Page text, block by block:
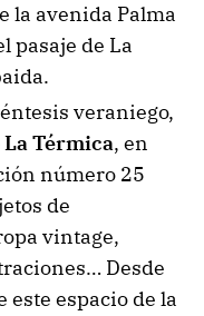
la avenida Palma
pasaje de La
veraniego,
Térmica, en
número 25
de
vintage,
Desde
este espacio de la